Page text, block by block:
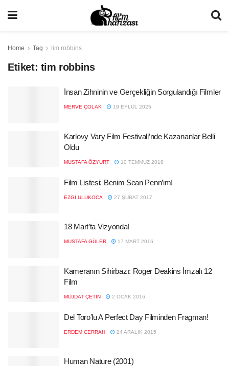
Home Tag tim robbins
Etiket: tim robbins
İnsan Zihninin ve Gerçekliğin Sorgulandığı Filmler
MERVE ÇOLAK 19 EYLÜL 2025
Karlovy Vary Film Festivali’nde Kazananlar Belli
Oldu
MUSTAFA ÖZYURT 10 TEMMUZ 2018
Film Listesi: Benim Sean Penn’im!
EZGI ULUKOCA 27 ŞUBAT 2017
18 Mart’ta Vizyonda!
MUSTAFA GÜLER 17 MART 2016
Kameranın Sihirbazı: Roger Deakins İmzalı 12
Film
MÜJDAT ÇETIN 2 OCAK 2016
Del Toro’lu A Perfect Day Filminden Fragman!
ERDEM CERRAH 24 ARALIK 2015
Human Nature (2001)